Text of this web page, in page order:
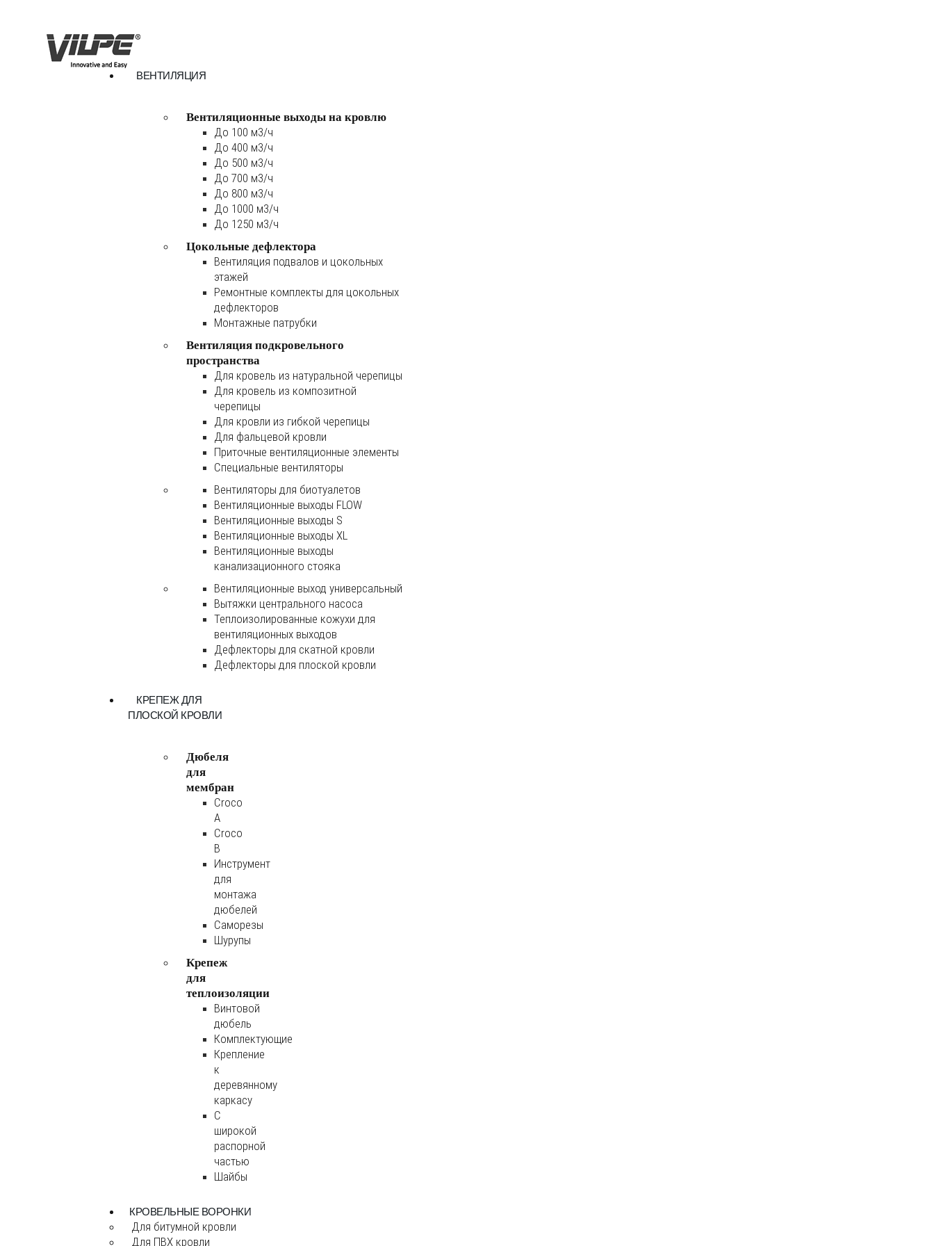
ВЕНТИЛЯЦИЯ
Вентиляционные выходы на кровлю
До 100 м3/ч
До 400 м3/ч
До 500 м3/ч
До 700 м3/ч
До 800 м3/ч
До 1000 м3/ч
До 1250 м3/ч
Цокольные дефлектора
Вентиляция подвалов и цокольных
этажей
Ремонтные комплекты для цокольных
дефлекторов
Монтажные патрубки
Вентиляция подкровельного
пространства
Для кровель из натуральной черепицы
Для кровель из композитной
черепицы
Для кровли из гибкой черепицы
Для фальцевой кровли
Приточные вентиляционные элементы
Специальные вентиляторы
Вентиляторы для биотуалетов
Вентиляционные выходы FLOW
Вентиляционные выходы S
Вентиляционные выходы XL
Вентиляционные выходы
канализационного стояка
Вентиляционные выход универсальный
Вытяжки центрального насоса
Теплоизолированные кожухи для
вентиляционных выходов
Дефлекторы для скатной кровли
Дефлекторы для плоской кровли
КРЕПЕЖ ДЛЯ
ПЛОСКОЙ КРОВЛИ
Дюбеля
для
мембран
Croco
A
Croco
B
Инструмент
для
монтажа
дюбелей
Саморезы
Шурупы
Крепеж
для
теплоизоляции
Винтовой
дюбель
Комплектующие
Крепление
к
деревянному
каркасу
С
широкой
распорной
частью
Шайбы
КРОВЕЛЬНЫЕ ВОРОНКИ
Для битумной кровли
Для ПВХ кровли